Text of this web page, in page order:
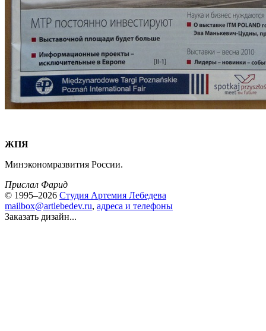
ЖПЯ
Минэкономразвития России.
Прислал Фарид
© 1995–2026 Студия Артемия Лебедева
mailbox@artlebedev.ru, адреса и телефоны
Заказать дизайн...